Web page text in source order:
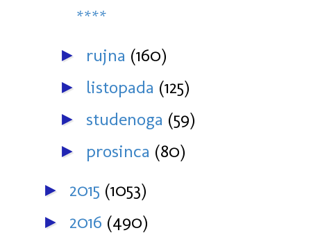
****
► rujna (160)
► listopada (125)
► studenoga (59)
► prosinca (80)
► 2015 (1053)
► 2016 (490)